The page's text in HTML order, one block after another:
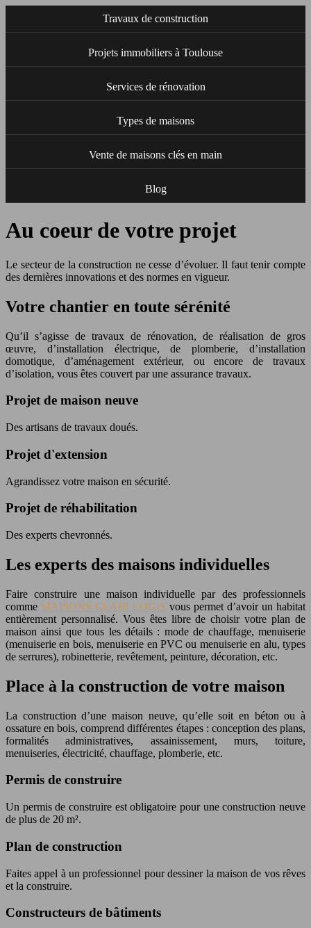
Travaux de construction
Projets immobiliers à Toulouse
Services de rénovation
Types de maisons
Vente de maisons clés en main
Blog
Au coeur de votre projet
Le secteur de la construction ne cesse d’évoluer. Il faut tenir compte
des dernières innovations et des normes en vigueur.
Votre chantier en toute sérénité
Qu’il s’agisse de travaux de rénovation, de réalisation de gros
œuvre, d’installation électrique, de plomberie, d’installation
domotique, d’aménagement extérieur, ou encore de travaux
d’isolation, vous êtes couvert par une assurance travaux.
Projet de maison neuve
Des artisans de travaux doués.
Projet d'extension
Agrandissez votre maison en sécurité.
Projet de réhabilitation
Des experts chevronnés.
Les experts des maisons individuelles
Faire construire une maison individuelle par des professionnels
comme MAISONS CLAIR LOGIS vous permet d’avoir un habitat
entièrement personnalisé. Vous êtes libre de choisir votre plan de
maison ainsi que tous les détails : mode de chauffage, menuiserie
(menuiserie en bois, menuiserie en PVC ou menuiserie en alu, types
de serrures), robinetterie, revêtement, peinture, décoration, etc.
Place à la construction de votre maison
La construction d’une maison neuve, qu’elle soit en béton ou à
ossature en bois, comprend différentes étapes : conception des plans,
formalités administratives, assainissement, murs, toiture,
menuiseries, électricité, chauffage, plomberie, etc.
Permis de construire
Un permis de construire est obligatoire pour une construction neuve
de plus de 20 m².
Plan de construction
Faites appel à un professionnel pour dessiner la maison de vos rêves
et la construire.
Constructeurs de bâtiments